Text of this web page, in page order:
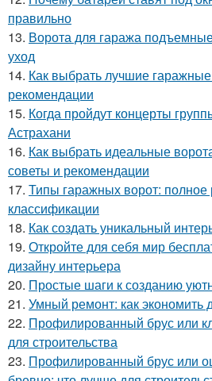
правильно
13. Ворота для гаража
уход
14. Как выбрать лучшие
рекомендации
15. Когда пройдут концерты
Астрахани
16. Как выбрать идеальные
советы и рекомендации
17. Типы гаражных ворот: полное
классификации
18. Как создать уникальный
19. Откройте для себя мир
дизайну интерьера
20. Простые шаги к созданию
21. Умный ремонт: как экономить
22. Профилированный брус или
для строительства
23. Профилированный брус или